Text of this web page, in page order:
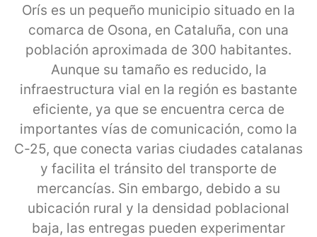
Orís es un pequeño municipio situado en la
comarca de Osona, en Cataluña, con una
población aproximada de 300 habitantes.
Aunque su tamaño es reducido, la
infraestructura vial en la región es bastante
eficiente, ya que se encuentra cerca de
importantes vías de comunicación, como la
C-25, que conecta varias ciudades catalanas
y facilita el tránsito del transporte de
mercancías. Sin embargo, debido a su
ubicación rural y la densidad poblacional
baja, las entregas pueden experimentar